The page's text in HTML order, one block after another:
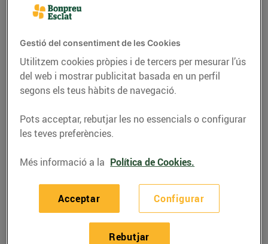
Cítrics, els millors aliats per combatre els
refredats
Quan arriba el fred és imprescindible mantenir
les nostres defenses en bona forma i en això
LLEGIR MÉS
Gestió del consentiment de les Cookies
Utilitzem cookies pròpies i de tercers per mesurar l’ús
del web i mostrar publicitat basada en un perfil
segons els teus hàbits de navegació.
Pots acceptar, rebutjar les no essencials o configurar
les teves preferències.
Més informació a la Política de Cookies.
Configurar
Rebutjar
Acceptar